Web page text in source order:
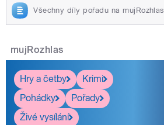
Všechny díly pořadu na mujRozhlas
mujRozhlas
Hry a četby
Krimi
Pohádky
Pořady
Živé vysílání